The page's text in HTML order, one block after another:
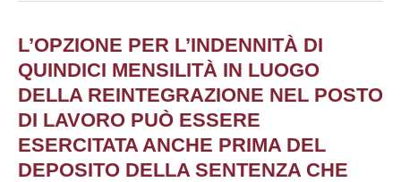
omissione
nella
gestione
della
vertenza
affidata
dal
L’OPZIONE PER L’INDENNITÀ DI
QUINDICI MENSILITÀ IN LUOGO
DELLA REINTEGRAZIONE NEL POSTO
DI LAVORO PUÒ ESSERE
ESERCITATA ANCHE PRIMA DEL
DEPOSITO DELLA SENTENZA CHE